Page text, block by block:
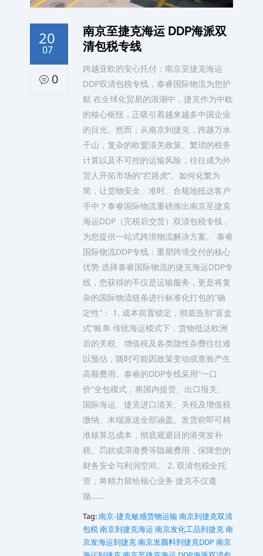
20
07
0
南京至捷克海运 DDP海派双
清包税专线
跨越亚欧的安心托付：南京至捷克海运
DDP双清包税专线，泰睿国际物流为您护
航 在全球化贸易的浪潮中，捷克作为中欧
的核心枢纽，正吸引着越来越多中国企业
的目光。然而，从南京到捷克，跨越万水
千山，复杂的欧盟清关政策、繁琐的税务
计算以及不可控的运输风险，往往成为外
贸人开拓市场的“拦路虎”。如何化繁为
简，让货物安全、准时、合规地抵达客户
手中？泰睿国际物流重磅推出南京至捷克
海运DDP（完税后交货）双清包税专线，
为您提供一站式跨境物流解决方案。 泰睿
国际物流DDP专线：重塑跨境交付的核心
优势 选择泰睿国际物流的捷克海运DDP专
线，您获得的不仅是运输服务，更是将复
杂的国际物流链条进行标准化打包的“确
定性”： 1. 成本前置锁定，彻底告别“盲盒
式”账单 传统海运模式下，货物抵达欧洲
后的关税、增值税及各类隐性杂费往往难
以预估，随时可能因政策变动或查验产生
高额费用。泰睿的DDP专线采用“一口
价”全包模式，将国内提货、出口报关、
国际海运、捷克进口清关、关税及增值税
缴纳、末端派送全部涵盖。发货前即可精
准核算总成本，彻底规避目的港突发补
税、罚款或滞港费等隐藏费用，保障您的
财务安全与利润空间。 2. 双清包税全托
管，将精力留给核心业务 捷克不仅遵
循……
Tag:南京-捷克敏感货物运输南京到捷克双清
包税南京到捷克海运南京发化工品到捷克南
京发海运到捷克南京发颜料到捷克DDP南京